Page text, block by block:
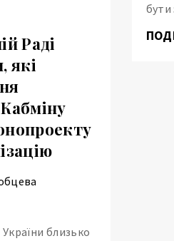
бути
Раді
які
близько